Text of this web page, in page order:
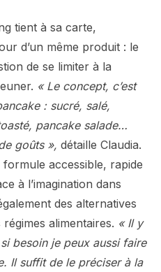
tient à sa carte,
d’un même produit : le
de se limiter à la
« Le concept, c’est
: sucré, salé,
pancake salade…
goûts », détaille Claudia.
formule accessible, rapide
à l’imagination dans
des alternatives
alimentaires. « Il y
besoin je peux aussi faire
Il suffit de le préciser à la